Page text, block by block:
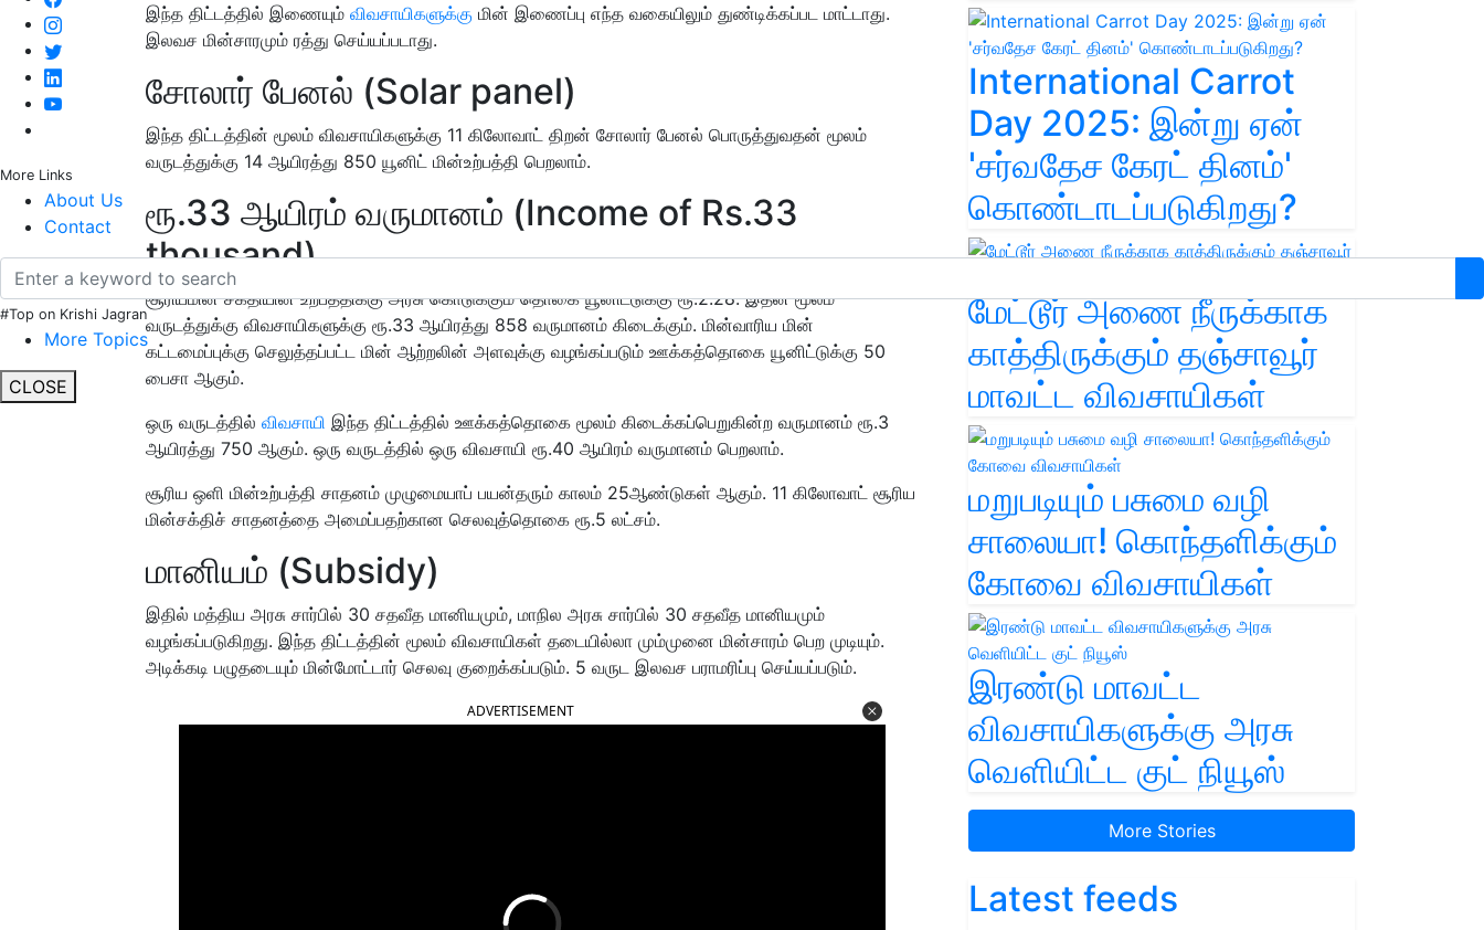
More Links
About Us
Contact
#Top on Krishi Jagran
More Topics
CLOSE
இந்த திட்டத்தில் இணையும் விவசாயிகளுக்கு மின் இணைப்பு எந்த வகையிலும் துண்டிக்கப்பட மாட்டாது.
இலவச மின்சாரமும் ரத்து செய்யப்படாது.
சோலார் பேனல் (Solar panel)
இந்த திட்டத்தின் மூலம் விவசாயிகளுக்கு 11 கிலோவாட் திறன் சோலார் பேனல் பொருத்துவதன் மூலம்
வருடத்துக்கு 14 ஆயிரத்து 850 யூனிட் மின்உற்பத்தி பெறலாம்.
ரூ.33 ஆயிரம் வருமானம் (Income of Rs.33
thousand)
சூரியமின் சக்தியின் உற்பத்திக்கு அரசு கொடுக்கும் தொகை யூனிட்டுக்கு ரூ.2.28. இதன் மூலம்
வருடத்துக்கு விவசாயிகளுக்கு ரூ.33 ஆயிரத்து 858 வருமானம் கிடைக்கும். மின்வாரிய மின்
கட்டமைப்புக்கு செலுத்தப்பட்ட மின் ஆற்றலின் அளவுக்கு வழங்கப்படும் ஊக்கத்தொகை யூனிட்டுக்கு 50
பைசா ஆகும்.
ஒரு வருடத்தில் விவசாயி இந்த திட்டத்தில் ஊக்கத்தொகை மூலம் கிடைக்கப்பெறுகின்ற வருமானம் ரூ.3
ஆயிரத்து 750 ஆகும். ஒரு வருடத்தில் ஒரு விவசாயி ரூ.40 ஆயிரம் வருமானம் பெறலாம்.
சூரிய ஒளி மின்உற்பத்தி சாதனம் முழுமையாப் பயன்தரும் காலம் 25ஆண்டுகள் ஆகும். 11 கிலோவாட் சூரிய
மின்சக்திச் சாதனத்தை அமைப்பதற்கான செலவுத்தொகை ரூ.5 லட்சம்.
மானியம் (Subsidy)
இதில் மத்திய அரசு சார்பில் 30 சதவீத மானியமும், மாநில அரசு சார்பில் 30 சதவீத மானியமும்
வழங்கப்படுகிறது. இந்த திட்டத்தின் மூலம் விவசாயிகள் தடையில்லா மும்முனை மின்சாரம் பெற முடியும்.
அடிக்கடி பழுதடையும் மின்மோட்டார் செலவு குறைக்கப்படும். 5 வருட இலவச பராமரிப்பு செய்யப்படும்.
ADVERTISEMENT
International Carrot
Day 2025: இன்று ஏன்
'சர்வதேச கேரட் தினம்'
கொண்டாடப்படுகிறது?
மேட்டூர் அணை நீருக்காக
காத்திருக்கும் தஞ்சாவூர்
மாவட்ட விவசாயிகள்
மறுபடியும் பசுமை வழி
சாலையா! கொந்தளிக்கும்
கோவை விவசாயிகள்
இரண்டு மாவட்ட
விவசாயிகளுக்கு அரசு
வெளியிட்ட குட் நியூஸ்
More Stories
Latest feeds